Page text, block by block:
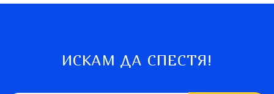
ИСКАМ ДА СПЕСТЯ!